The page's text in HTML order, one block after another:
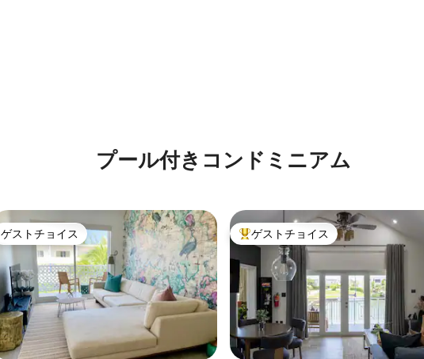
、5つ星中5つ星の平均評価
プール付きコンドミニアム
ゲストチョイス
ゲストチョイス 大好評のゲストチョイスです。
ゲストチョイス